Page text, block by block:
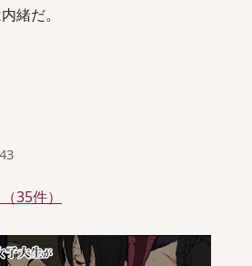
緒だ。
35件）